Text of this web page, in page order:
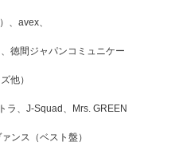
、avex、
徳間ジャパンコミュニケー
他）
ラ、J-Squad、Mrs. GREEN
ンス（ベスト盤）